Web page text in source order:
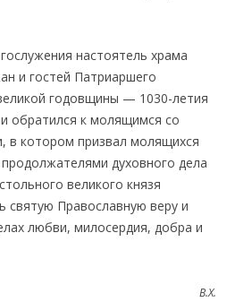
настоятель храма
и гостей Патриаршего
годовщины — 1030-летия
обратился к молящимся со
в котором призвал молящихся
духовного дела
великого князя
святую Православную веру и
любви, милосердия, добра и
B.X.